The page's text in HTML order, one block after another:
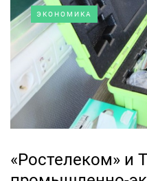
ЭКОНОМИКА
«Ростелеком» и